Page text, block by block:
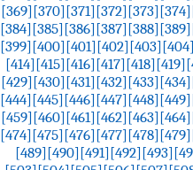
[369][370][371][372][373][374]
[384][385][386][387][388][389]
[399][400][401][402][403]
[414][415][416][417][418][419]
[429][430][431][432][433][434]
[444][445][446][447][448][449]
[459][460][461][462][463][464]
[474][475][476][477][478][479]
[489][490][491][492][493]